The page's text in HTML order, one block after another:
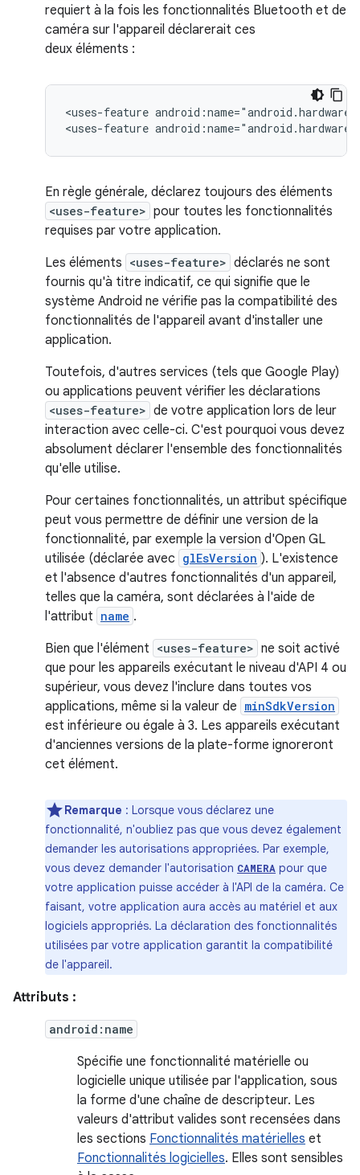
requiert à la fois les fonctionnalités Bluetooth et de
caméra sur l'appareil déclarerait ces
deux éléments :
<uses-feature
<uses-feature
En règle générale, déclarez toujours des éléments
<uses-feature> pour toutes les fonctionnalités
requises par votre application.
Les éléments <uses-feature> déclarés ne sont
fournis qu'à titre indicatif, ce qui signifie que le
système Android ne vérifie pas la compatibilité des
fonctionnalités de l'appareil avant d'installer une
application.
Toutefois, d'autres services (tels que Google Play)
ou applications peuvent vérifier les déclarations
<uses-feature> de votre application lors de leur
interaction avec celle-ci. C'est pourquoi vous devez
absolument déclarer l'ensemble des fonctionnalités
qu'elle utilise.
Pour certaines fonctionnalités, un attribut spécifique
peut vous permettre de définir une version de la
fonctionnalité, par exemple la version d'Open GL
utilisée (déclarée avec glEsVersion ). L'existence
et l'absence d'autres fonctionnalités d'un appareil,
telles que la caméra, sont déclarées à l'aide de
l'attribut name .
Bien que l'élément <uses-feature> ne soit activé
que pour les appareils exécutant le niveau d'API 4 ou
supérieur, vous devez l'inclure dans toutes vos
applications, même si la valeur de minSdkVersion
est inférieure ou égale à 3. Les appareils exécutant
d'anciennes versions de la plate-forme ignoreront
cet élément.
Remarque : Lorsque vous déclarez une
fonctionnalité, n'oubliez pas que vous devez également
demander les autorisations appropriées. Par exemple,
vous devez demander l'autorisation CAMERA pour que
votre application puisse accéder à l'API de la caméra. Ce
faisant, votre application aura accès au matériel et aux
logiciels appropriés. La déclaration des fonctionnalités
utilisées par votre application garantit la compatibilité
de l'appareil.
Attributs :
android:name
Spécifie une fonctionnalité matérielle ou
logicielle unique utilisée par l'application, sous
la forme d'une chaîne de descripteur. Les
valeurs d'attribut valides sont recensées dans
les sections Fonctionnalités matérielles et
Fonctionnalités logicielles. Elles sont sensibles